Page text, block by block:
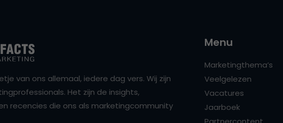
van ons allemaal, iedere dag vers. Wij zijn
Het zijn de insights,
recencies die ons als marketingcommunity
Menu
Marketingthema’s
Veelgelezen
Vacatures
Jaarboek